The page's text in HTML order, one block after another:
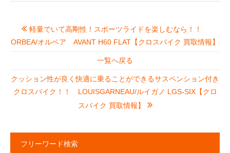
軽量でいて高剛性！スポーツライドを楽しむなら！！
ORBEA/オルベア AVANT H60 FLAT【クロスバイク 買取情報】
一覧へ戻る
クッション性が良く快適に乗ることができるサスペンション付き
クロスバイク！！ LOUISGARNEAU/ルイガノ LGS-SIX【クロ
スバイク 買取情報】
フリーワード検索